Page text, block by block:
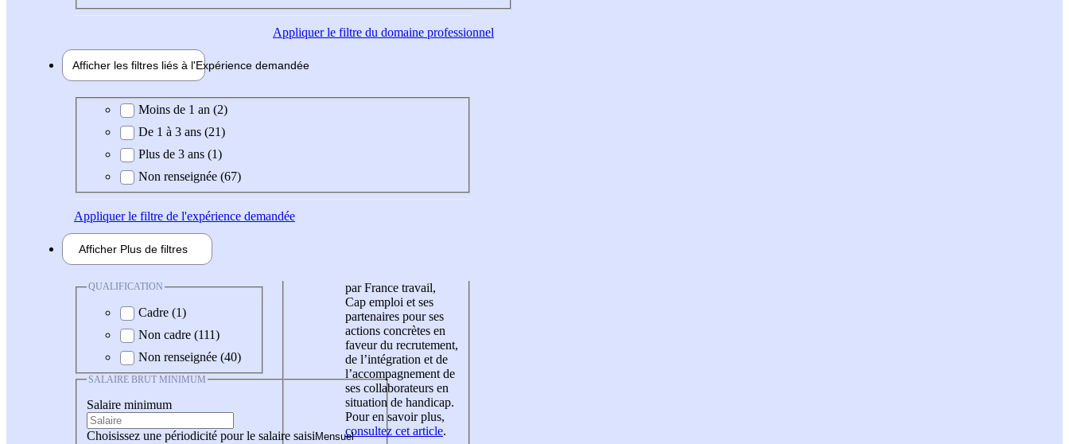
Appliquerle filtre du domaine professionnel
Afficher les filtres liés à l'Expérience demandée
Expérience demandée
Moins de 1 an (2)
De 1 à 3 ans (21)
Plus de 3 ans (1)
Non renseignée (67)
Appliquerle filtre de l'expérience demandée
Afficher Plus de filtres
QUALIFICATION
Cadre (1)
Non cadre (111)
Non renseignée (40)
SALAIRE BRUT MINIMUM
Salaire minimum
Choisissez une périodicité pour le salaire saisi
par France travail,
Cap emploi et ses
partenaires pour ses
actions concrètes en
faveur du recrutement,
de l’intégration et de
l’accompagnement de
ses collaborateurs en
situation de handicap.
Pour en savoir plus,
consultez cet article.